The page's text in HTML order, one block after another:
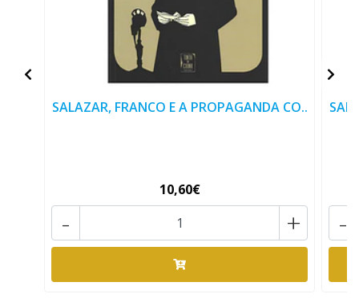
SALAZAR, FRANCO E A PROPAGANDA CO..
10,60€
+
- -